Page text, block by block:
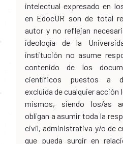
intelectual expresado en
en EdocUR son de total
autor y no reflejan
ideología de la
institución no asume
contenido de los
científicos puestos a
excluida de cualquier acción
mismos, siendo los/as
obligan a asumir toda la
civil, administrativa y/o de
que pueda surgir en